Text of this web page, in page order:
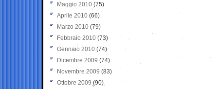
Maggio 2010 (75)
Aprile 2010 (66)
Marzo 2010 (79)
Febbraio 2010 (73)
Gennaio 2010 (74)
Dicembre 2009 (74)
Novembre 2009 (83)
Ottobre 2009 (90)